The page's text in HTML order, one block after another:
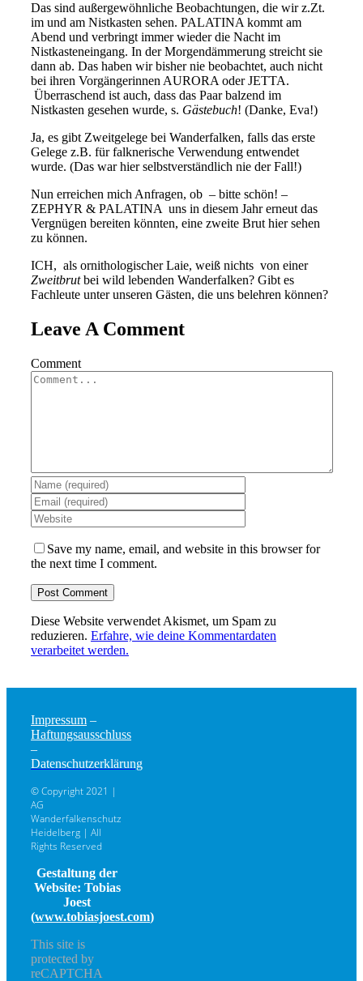
Das sind außergewöhnliche Beobachtungen, die wir z.Zt.
im und am Nistkasten sehen. PALATINA kommt am
Abend und verbringt immer wieder die Nacht im
Nistkasteneingang. In der Morgendämmerung streicht sie
dann ab. Das haben wir bisher nie beobachtet, auch nicht
bei ihren Vorgängerinnen AURORA oder JETTA.
Überraschend ist auch, dass das Paar balzend im
Nistkasten gesehen wurde, s. Gästebuch! (Danke, Eva!)
Ja, es gibt Zweitgelege bei Wanderfalken, falls das erste
Gelege z.B. für falknerische Verwendung entwendet
wurde. (Das war hier selbstverständlich nie der Fall!)
Nun erreichen mich Anfragen, ob – bitte schön! –
ZEPHYR & PALATINA uns in diesem Jahr erneut das
Vergnügen bereiten könnten, eine zweite Brut hier sehen
zu können.
ICH, als ornithologischer Laie, weiß nichts von einer
Zweitbrutbei wild lebenden Wanderfalken? Gibt es
Fachleute unter unseren Gästen, die uns belehren können?
Leave A Comment
Comment
Save my name, email, and website in this browser for
the next time I comment.
Diese Website verwendet Akismet, um Spam zu
reduzieren. Erfahre, wie deine Kommentardaten
verarbeitet werden.
Impressum –
Haftungsausschluss
–
Datenschutzerklärung
© Copyright 2021 |
AG
Wanderfalkenschutz
Heidelberg | All
Rights Reserved
Gestaltung der
Website: Tobias
Joest
(www.tobiasjoest.com)
This site is
protected by
reCAPTCHA